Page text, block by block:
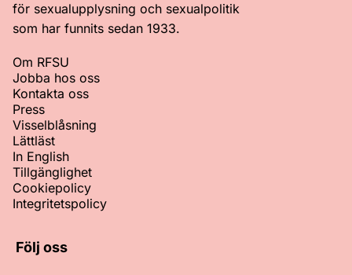
för sexualupplysning och sexualpolitik
som har funnits sedan 1933.
Om RFSU
Jobba hos oss
Kontakta oss
Press
Visselblåsning
Lättläst
In English
Tillgänglighet
Cookiepolicy
Integritetspolicy
Följ oss